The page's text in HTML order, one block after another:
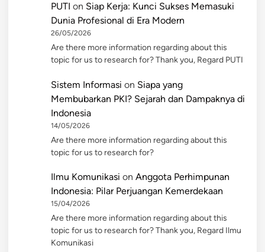
PUTI on Siap Kerja: Kunci Sukses Memasuki
Dunia Profesional di Era Modern
26/05/2026
Are there more information regarding about this
topic for us to research for? Thank you, Regard PUTI
Sistem Informasi on Siapa yang
Membubarkan PKI? Sejarah dan Dampaknya di
Indonesia
14/05/2026
Are there more information regarding about this
topic for us to research for?
Ilmu Komunikasi on Anggota Perhimpunan
Indonesia: Pilar Perjuangan Kemerdekaan
15/04/2026
Are there more information regarding about this
topic for us to research for? Thank you, Regard Ilmu
Komunikasi